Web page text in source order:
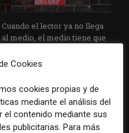
Cuando el lector ya no llega
al medio, el medio tiene que
Cookies
cookies propias y de
mediante el análisis del
el contenido mediante sus
publicitarias. Para más